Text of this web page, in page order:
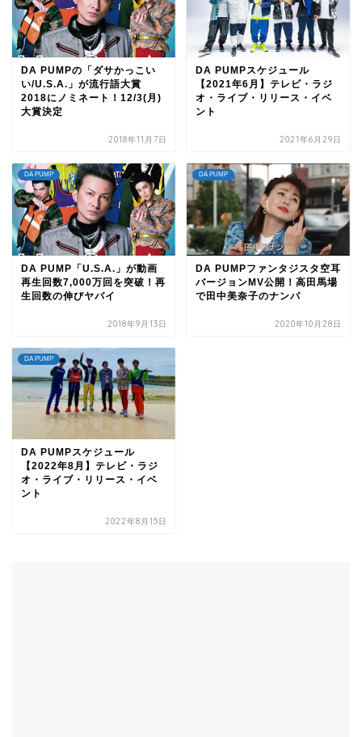
DA PUMPの「ダサかっこい
い/U.S.A.」が流行語大賞
2018にノミネート！12/3(月)
大賞決定
2018年11月7日
DA PUMPスケジュール
【2021年6月】テレビ・ラジ
オ・ライブ・リリース・イベ
ント
2021年6月29日
DA PUMP
DA PUMP「U.S.A.」が動画
再生回数7,000万回を突破！再
生回数の伸びヤバイ
2018年9月13日
DA PUMP
DA PUMPファンタジスタ空耳
バージョンMV公開！高田馬場
で田中美奈子のナンパ
2020年10月28日
DA PUMP
DA PUMPスケジュール
【2022年8月】テレビ・ラジ
オ・ライブ・リリース・イベ
ント
2022年8月15日